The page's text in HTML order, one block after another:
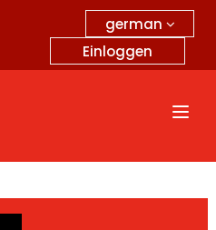
german
Einloggen